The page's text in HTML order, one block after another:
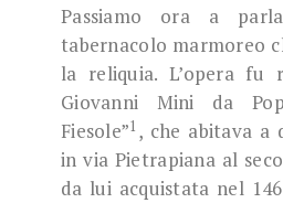
Passiamo ora a
tabernacolo marmoreo
la reliquia. L’opera fu
Giovanni Mini da
Fiesole”1 , che abitava a
in via Pietrapiana al
da lui acquistata nel